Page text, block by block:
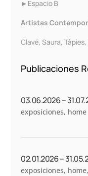
►Espacio B
Artistas
Clavé, Saura,
Publicaciones
03.06.2026 –
exposiciones, home
02.01.2026 –
exposiciones, home,